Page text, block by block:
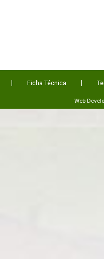
Ficha Técnica
Web